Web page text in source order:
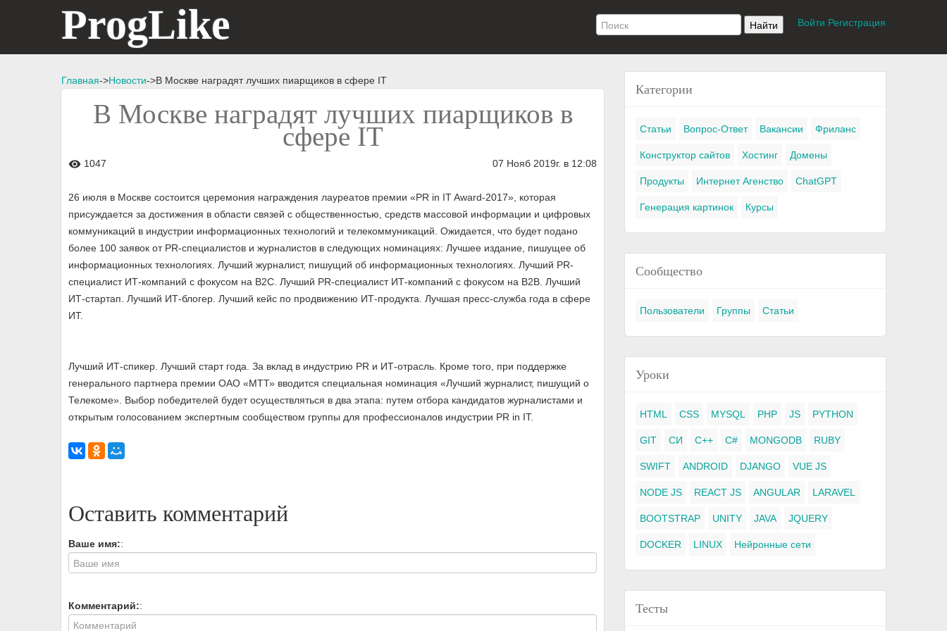
ProgLike Войти Регистрация
Главная->Новости->В Москве наградят лучших пиарщиков в сфере IT
В Москве наградят лучших пиарщиков в
сфере IT
visibility 1047 07 Нояб 2019г. в 12:08
26 июля в Москве состоится церемония награждения лауреатов премии «PR in IT Award-2017», которая
присуждается за достижения в области связей с общественностью, средств массовой информации и цифровых
коммуникаций в индустрии информационных технологий и телекоммуникаций. Ожидается, что будет подано
более 100 заявок от PR-специалистов и журналистов в следующих номинациях: Лучшее издание, пишущее об
информационных технологиях. Лучший журналист, пишущий об информационных технологиях. Лучший PR-
специалист ИТ-компаний с фокусом на B2C. Лучший PR-специалист ИТ-компаний с фокусом на B2B. Лучший
ИТ-стартап. Лучший ИТ-блогер. Лучший кейс по продвижению ИТ-продукта. Лучшая пресс-служба года в сфере
ИТ.
Лучший ИТ-спикер. Лучший старт года. За вклад в индустрию PR и ИТ-отрасль. Кроме того, при поддержке
генерального партнера премии ОАО «МТТ» вводится специальная номинация «Лучший журналист, пишущий о
Телекоме». Выбор победителей будет осуществляться в два этапа: путем отбора кандидатов журналистами и
открытым голосованием экспертным сообществом группы для профессионалов индустрии PR in IT.
Оставить комментарий
Ваше имя::
Комментарий::
Категории
Статьи Вопрос-Ответ Вакансии Фриланс
Конструктор сайтов Хостинг Домены
Продукты Интернет Агенство ChatGPT
Генерация картинок Курсы
Сообщество
Пользователи Группы Статьи
Уроки
HTML CSS MYSQL PHP JS PYTHON
GIT СИ C++ C# MONGODB RUBY
SWIFT ANDROID DJANGO VUE JS
NODE JS REACT JS ANGULAR LARAVEL
BOOTSTRAP UNITY JAVA JQUERY
DOCKER LINUX Нейронные сети
Тесты